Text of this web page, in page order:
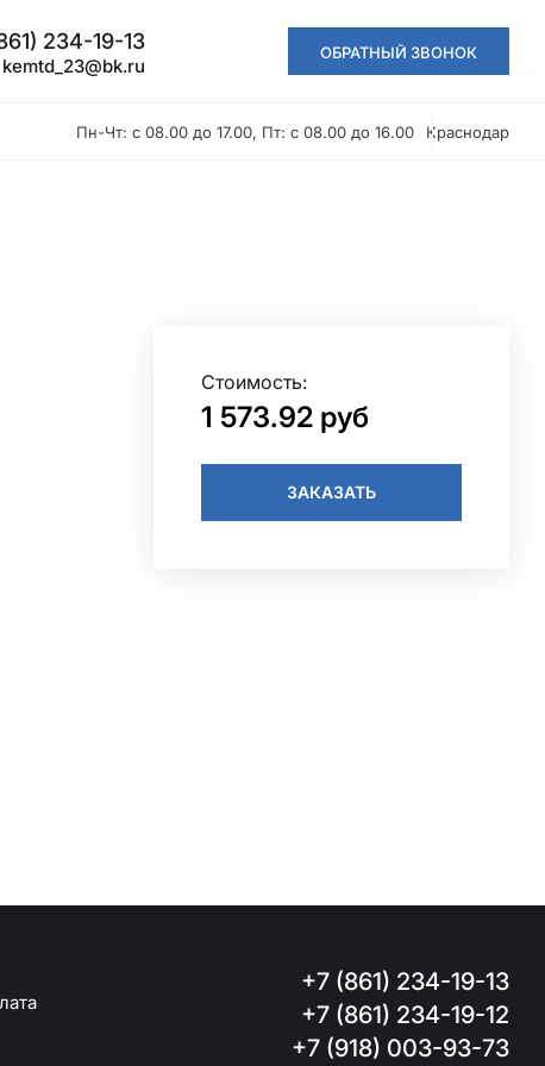
234-19-13
kemtd_23@bk.ru
ОБРАТНЫЙ ЗВОНОК
Пн-Чт: с 08.00 до 17.00, Пт: с 08.00 до 16.00 Краснодар
Стоимость:
1 573.92 руб
ЗАКАЗАТЬ
+7 (861) 234-19-13
+7 (861) 234-19-12
+7 (918) 003-93-73